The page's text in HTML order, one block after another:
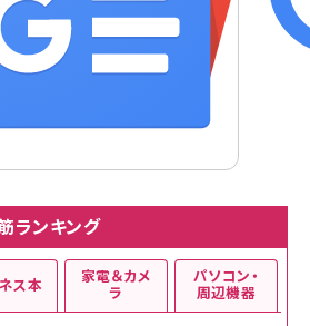
ランキング
ス本 家電＆カメ
ラ
パソコン・
周辺機器